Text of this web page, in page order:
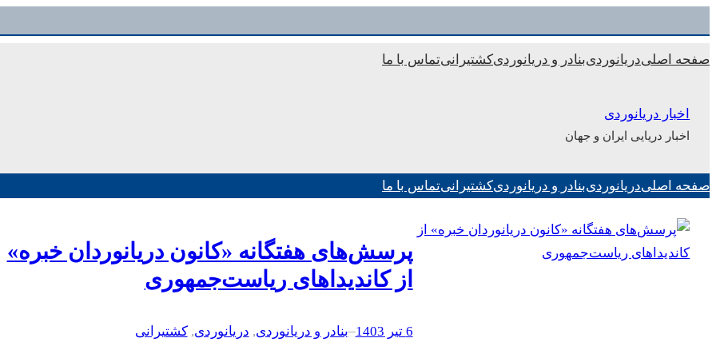
به
محتوا
صفحه اصلیدریانوردیبنادر و دریانوردیکشتیرانیتماس با ما
اخبار دریانوردی
اخبار دریایی ایران و جهان
صفحه اصلیدریانوردیبنادر و دریانوردیکشتیرانیتماس با ما
پرسش‌های هفتگانه «کانون دریانوردان خبره»
از کاندیداهای ریاست‌جمهوری
6 تیر 1403 –بنادر و دریانوردی, دریانوردی, کشتیرانی